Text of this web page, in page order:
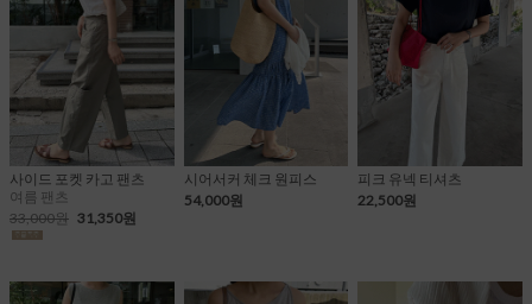
사이드 포켓 카고 팬츠
여름 팬츠
33,000원 31,350원
시어서커 체크 원피스
54,000원
피크 유넥 티셔츠
22,500원